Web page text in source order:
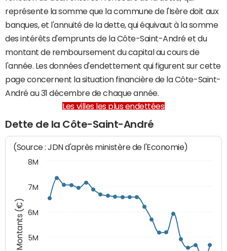
représente la somme que la commune de l'Isère doit aux
banques, et l'annuité de la dette, qui équivaut à la somme
des intérêts d'emprunts de la Côte-Saint-André et du
montant de remboursement du capital au cours de
l'année. Les données d'endettement qui figurent sur cette
page concernent la situation financière de la Côte-Saint-
André au 31 décembre de chaque année.
Les villes les plus endettées
Dette de la Côte-Saint-André
Montants (€)
(Source : JDN d'après ministère de l'Economie)
5M
6M
7M
8M